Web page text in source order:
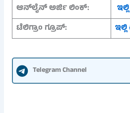
ಆನ್‌ಲೈನ್ ಅರ್ಜಿ ಲಿಂಕ್:
ಟೆಲಿಗ್ರಾಂ ಗ್ರೂಪ್:
Telegram Channel